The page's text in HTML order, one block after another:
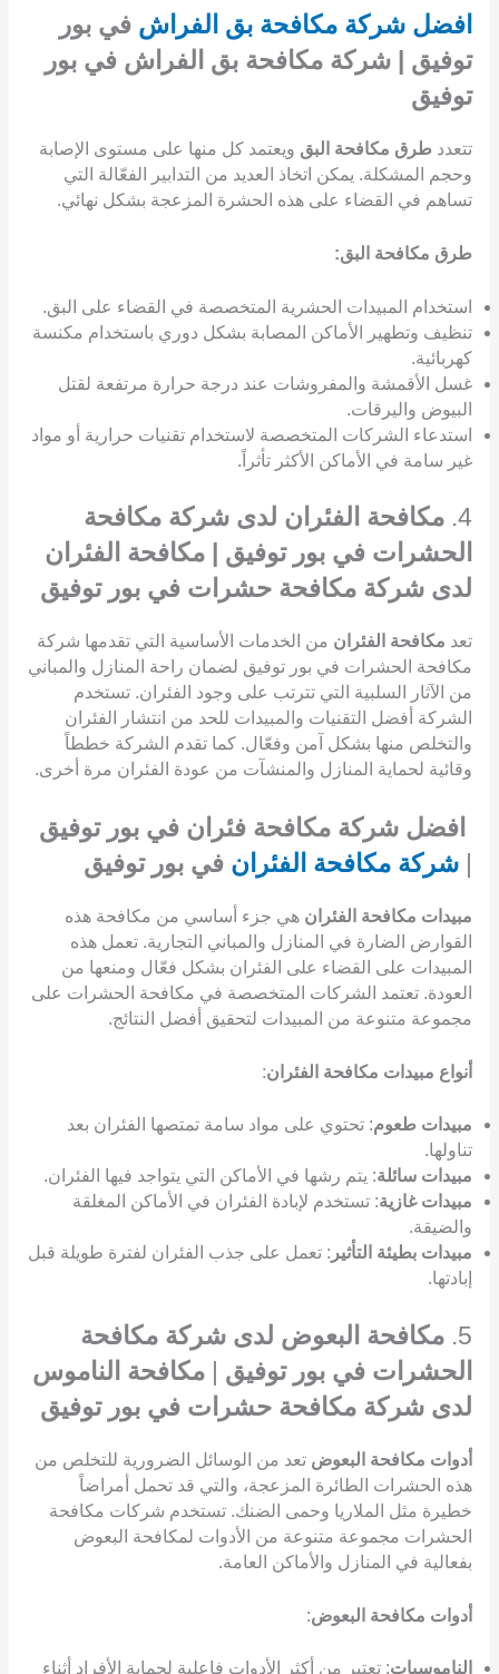
افضل شركة مكافحة بق الفراش في بور
توفيق | شركة مكافحة بق الفراش في بور
توفيق
تتعدد طرق مكافحة البق ويعتمد كل منها على مستوى الإصابة
وحجم المشكلة. يمكن اتخاذ العديد من التدابير الفعّالة التي
تساهم في القضاء على هذه الحشرة المزعجة بشكل نهائي.
طرق مكافحة البق:
استخدام المبيدات الحشرية المتخصصة في القضاء على البق.
تنظيف وتطهير الأماكن المصابة بشكل دوري باستخدام مكنسة
كهربائية.
غسل الأقمشة والمفروشات عند درجة حرارة مرتفعة لقتل
البيوض واليرقات.
استدعاء الشركات المتخصصة لاستخدام تقنيات حرارية أو مواد
غير سامة في الأماكن الأكثر تأثراً.
4. مكافحة الفئران لدى شركة مكافحة
الحشرات في بور توفيق | مكافحة الفئران
لدى شركة مكافحة حشرات في بور توفيق
تعد مكافحة الفئران من الخدمات الأساسية التي تقدمها شركة
مكافحة الحشرات في بور توفيق لضمان راحة المنازل والمباني
من الآثار السلبية التي تترتب على وجود الفئران. تستخدم
الشركة أفضل التقنيات والمبيدات للحد من انتشار الفئران
والتخلص منها بشكل آمن وفعّال. كما تقدم الشركة خططاً
وقائية لحماية المنازل والمنشآت من عودة الفئران مرة أخرى.
افضل شركة مكافحة فئران في بور توفيق
| شركة مكافحة الفئران في بور توفيق
مبيدات مكافحة الفئران هي جزء أساسي من مكافحة هذه
القوارض الضارة في المنازل والمباني التجارية. تعمل هذه
المبيدات على القضاء على الفئران بشكل فعّال ومنعها من
العودة. تعتمد الشركات المتخصصة في مكافحة الحشرات على
مجموعة متنوعة من المبيدات لتحقيق أفضل النتائج.
أنواع مبيدات مكافحة الفئران:
مبيدات طعوم: تحتوي على مواد سامة تمتصها الفئران بعد
تناولها.
مبيدات سائلة: يتم رشها في الأماكن التي يتواجد فيها الفئران.
مبيدات غازية: تستخدم لإبادة الفئران في الأماكن المغلقة
والضيقة.
مبيدات بطيئة التأثير : تعمل على جذب الفئران لفترة طويلة قبل
إبادتها.
5. مكافحة البعوض لدى شركة مكافحة
الحشرات في بور توفيق | مكافحة الناموس
لدى شركة مكافحة حشرات في بور توفيق
أدوات مكافحة البعوض تعد من الوسائل الضرورية للتخلص من
هذه الحشرات الطائرة المزعجة، والتي قد تحمل أمراضاً
خطيرة مثل الملاريا وحمى الضنك. تستخدم شركات مكافحة
الحشرات مجموعة متنوعة من الأدوات لمكافحة البعوض
بفعالية في المنازل والأماكن العامة.
أدوات مكافحة البعوض:
الناموسيات: تعتبر من أكثر الأدوات فاعلية لحماية الأفراد أثناء